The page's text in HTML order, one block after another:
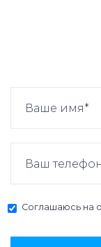
Соглашаюсь на